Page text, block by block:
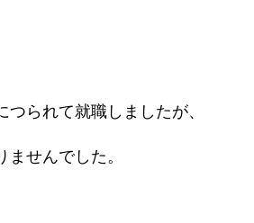
つられて就職しましたが、
せんでした。